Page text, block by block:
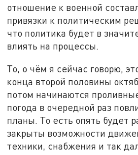
отношение к военной
привязки к политическим
что политика будет в
влиять на процессы.
То, о чём я сейчас говорю,
конца второй половины
потом начинаются
погода в очередной раз
планы. То есть опять будет
закрыты возможности
техники, снабжения и так